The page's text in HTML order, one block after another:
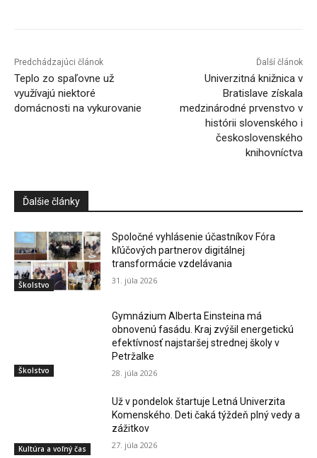
Predchádzajúci článok
Teplo zo spaľovne už
využívajú niektoré
domácnosti na vykurovanie
Ďalší článok
Univerzitná knižnica v
Bratislave získala
medzinárodné prvenstvo v
histórii slovenského i
československého
knihovníctva
Ďalšie články
Školstvo
Spoločné vyhlásenie účastníkov Fóra
kľúčových partnerov digitálnej
transformácie vzdelávania
31. júla 2026
Školstvo
Gymnázium Alberta Einsteina má
obnovenú fasádu. Kraj zvýšil energetickú
efektívnosť najstaršej strednej školy v
Petržalke
28. júla 2026
Kultúra a voľný čas
Už v pondelok štartuje Letná Univerzita
Komenského. Deti čaká týždeň plný vedy a
zážitkov
27. júla 2026